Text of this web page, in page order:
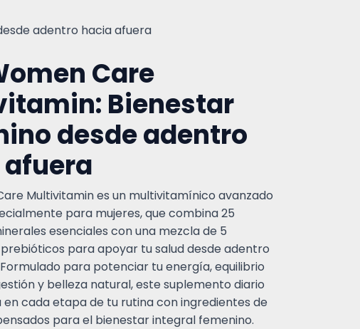
adentro hacia afuera
Care
Bienestar
desde adentro
Multivitamin es un multivitamínico avanzado
para mujeres, que combina 25
esenciales con una mezcla de 5
para apoyar tu salud desde adentro
para potenciar tu energía, equilibrio
y belleza natural, este suplemento diario
cada etapa de tu rutina con ingredientes de
para el bienestar integral femenino.